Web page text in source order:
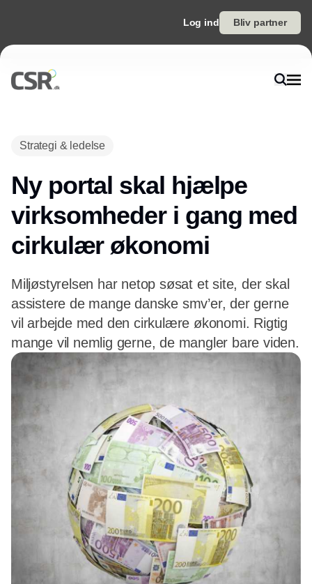
Log ind Bliv partner
Strategi & ledelse
Ny portal skal hjælpe
virksomheder i gang med
cirkulær økonomi
Miljøstyrelsen har netop søsat et site, der skal
assistere de mange danske smv’er, der gerne
vil arbejde med den cirkulære økonomi. Rigtig
mange vil nemlig gerne, de mangler bare viden.